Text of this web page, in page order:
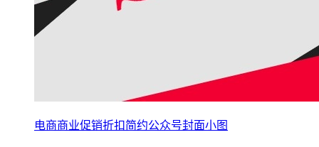
电商商业促销折扣简约公众号封面小图